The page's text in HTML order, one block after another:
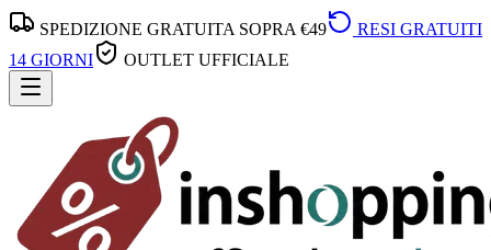
SPEDIZIONE GRATUITA SOPRA €49
RESI GRATUITI
14 GIORNI
OUTLET UFFICIALE